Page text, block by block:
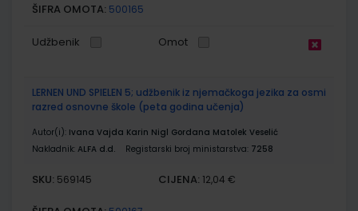
ŠIFRA OMOTA: 500165
Udžbenik Omot
LERNEN UND SPIELEN 5; udžbenik iz njemačkoga jezika za osmi
razred osnovne škole (peta godina učenja)
Autor(i): Ivana Vajda Karin Nigl Gordana Matolek Veselić
Nakladnik: ALFA d.d. Registarski broj ministarstva: 7258
SKU: 569145 CIJENA: 12,04 €